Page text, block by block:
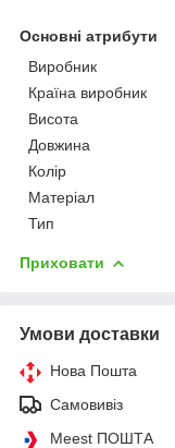
Основні атрибути
Виробник
Країна виробник
Висота
Довжина
Колір
Матеріал
Тип
Приховати
Умови доставки
Нова Пошта
Самовивіз
Meest ПОШТА